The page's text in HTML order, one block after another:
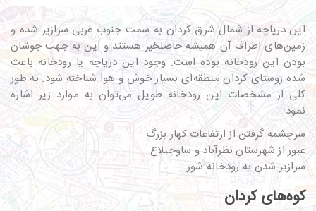
این دریاچه از شمال شرق کردان به سمت جنوب غربی سرازیر شده و
زمین‌های اطراف آن همیشه حاصلخیز هستند و این به جهت جوشان
بودن این رودخانه بوده است. وجود این دریاچه یا رودخانه باعث
شده روستای کردان منطقه‌ای بسیار خوش و هوا شناخته شود. به طور
کلی از مشخصات این رودخانه طویل می‌توان به موارد زیر اشاره
نمود:
سرچشمه گرفتن از ارتفاعات کهار بزرگ
عبور از شهرستان نظرآباد و ساوجبلاغ
سرازیر شدن به رودخانه شور
کوه‌های کردان